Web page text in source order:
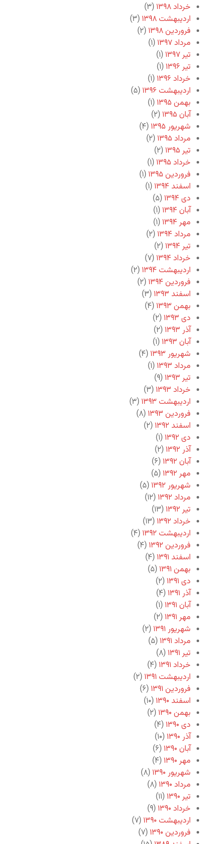
خرداد ۱۳۹۸
(۳)
اردیبهشت ۱۳۹۸
(۳)
فروردین ۱۳۹۸
(۲)
مرداد ۱۳۹۷
(۱)
تیر ۱۳۹۷
(۱)
تیر ۱۳۹۶
(۱)
خرداد ۱۳۹۶
(۱)
اردیبهشت ۱۳۹۶
(۵)
بهمن ۱۳۹۵
(۱)
آبان ۱۳۹۵
(۲)
شهریور ۱۳۹۵
(۴)
مرداد ۱۳۹۵
(۲)
تیر ۱۳۹۵
(۲)
خرداد ۱۳۹۵
(۱)
فروردین ۱۳۹۵
(۱)
اسفند ۱۳۹۴
(۱)
دی ۱۳۹۴
(۵)
آبان ۱۳۹۴
(۱)
مهر ۱۳۹۴
(۱)
مرداد ۱۳۹۴
(۲)
تیر ۱۳۹۴
(۲)
خرداد ۱۳۹۴
(۷)
اردیبهشت ۱۳۹۴
(۲)
فروردین ۱۳۹۴
(۲)
اسفند ۱۳۹۳
(۳)
بهمن ۱۳۹۳
(۴)
دی ۱۳۹۳
(۲)
آذر ۱۳۹۳
(۲)
آبان ۱۳۹۳
(۱)
شهریور ۱۳۹۳
(۴)
مرداد ۱۳۹۳
(۱)
تیر ۱۳۹۳
(۹)
خرداد ۱۳۹۳
(۳)
اردیبهشت ۱۳۹۳
(۳)
فروردین ۱۳۹۳
(۸)
اسفند ۱۳۹۲
(۲)
دی ۱۳۹۲
(۱)
آذر ۱۳۹۲
(۲)
آبان ۱۳۹۲
(۶)
مهر ۱۳۹۲
(۵)
شهریور ۱۳۹۲
(۵)
مرداد ۱۳۹۲
(۱۲)
تیر ۱۳۹۲
(۱۳)
خرداد ۱۳۹۲
(۱۳)
اردیبهشت ۱۳۹۲
(۴)
فروردین ۱۳۹۲
(۴)
اسفند ۱۳۹۱
(۴)
بهمن ۱۳۹۱
(۵)
دی ۱۳۹۱
(۲)
آذر ۱۳۹۱
(۴)
آبان ۱۳۹۱
(۱)
مهر ۱۳۹۱
(۲)
شهریور ۱۳۹۱
(۲)
مرداد ۱۳۹۱
(۵)
تیر ۱۳۹۱
(۸)
خرداد ۱۳۹۱
(۴)
اردیبهشت ۱۳۹۱
(۲)
فروردین ۱۳۹۱
(۶)
اسفند ۱۳۹۰
(۱۰)
بهمن ۱۳۹۰
(۲)
دی ۱۳۹۰
(۴)
آذر ۱۳۹۰
(۱۰)
آبان ۱۳۹۰
(۶)
مهر ۱۳۹۰
(۴)
شهریور ۱۳۹۰
(۸)
مرداد ۱۳۹۰
(۸)
تیر ۱۳۹۰
(۱۱)
خرداد ۱۳۹۰
(۹)
اردیبهشت ۱۳۹۰
(۷)
فروردین ۱۳۹۰
(۷)